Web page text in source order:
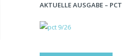
AKTUELLE AUSGABE – PCT